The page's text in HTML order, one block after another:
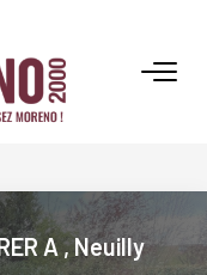
A ,Neuilly